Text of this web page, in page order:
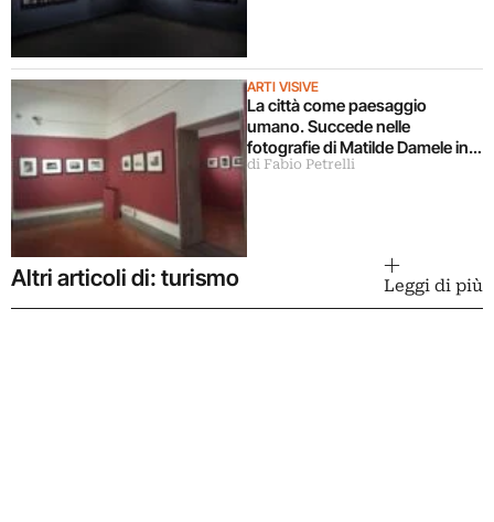
ARTI VISIVE
La città come paesaggio
umano. Succede nelle
fotografie di Matilde Damele in
mostra a Roma
di Fabio Petrelli
Altri articoli di: turismo Leggi di più